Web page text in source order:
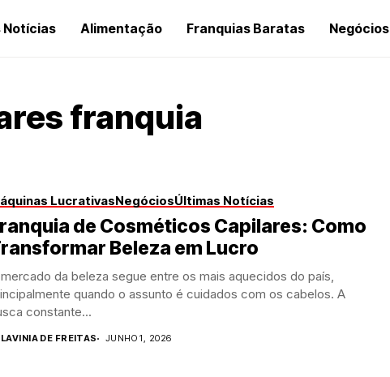
Notícias Alimentação Franquias Baratas Negócios
franquia
LucrativasNegóciosÚltimas Notícias
de Cosméticos Capilares: Como
Beleza em Lucro
da beleza segue entre os mais aquecidos do país,
quando o assunto é cuidados com os cabelos. A
constante...
LAVINIA DE FREITAS JUNHO 1, 2026